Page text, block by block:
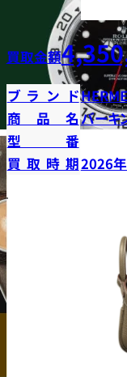
買取金額
ブランド
商品名バーキ
型番
買取時期2026